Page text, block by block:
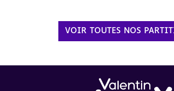
VOIR TOUTES NOS